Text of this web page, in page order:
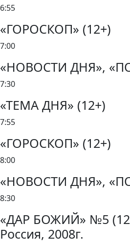
6:55
«ГОРОСКОП» (12+)
7:00
«НОВОСТИ ДНЯ»,
7:30
«ТЕМА ДНЯ» (12+)
7:55
«ГОРОСКОП» (12+)
8:00
«НОВОСТИ ДНЯ»,
8:30
«ДАР БОЖИЙ» №5
Россия, 2008г.